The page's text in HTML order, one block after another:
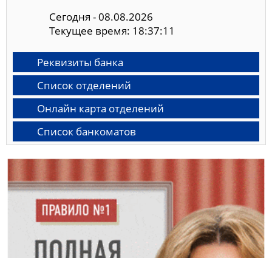
Сегодня - 08.08.2026
Текущее время: 18:37:12
Реквизиты банка
Список отделений
Онлайн карта отделений
Список банкоматов